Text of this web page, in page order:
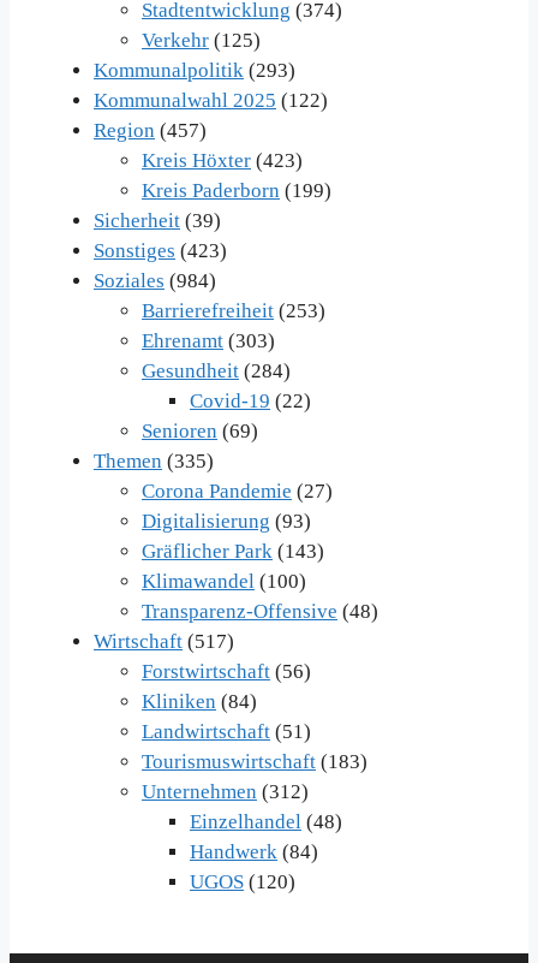
Stadtentwicklung (374)
Verkehr (125)
Kommunalpolitik (293)
Kommunalwahl 2025 (122)
Region (457)
Kreis Höxter (423)
Kreis Paderborn (199)
Sicherheit (39)
Sonstiges (423)
Soziales (984)
Barrierefreiheit (253)
Ehrenamt (303)
Gesundheit (284)
Covid-19 (22)
Senioren (69)
Themen (335)
Corona Pandemie (27)
Digitalisierung (93)
Gräflicher Park (143)
Klimawandel (100)
Transparenz-Offensive (48)
Wirtschaft (517)
Forstwirtschaft (56)
Kliniken (84)
Landwirtschaft (51)
Tourismuswirtschaft (183)
Unternehmen (312)
Einzelhandel (48)
Handwerk (84)
UGOS (120)